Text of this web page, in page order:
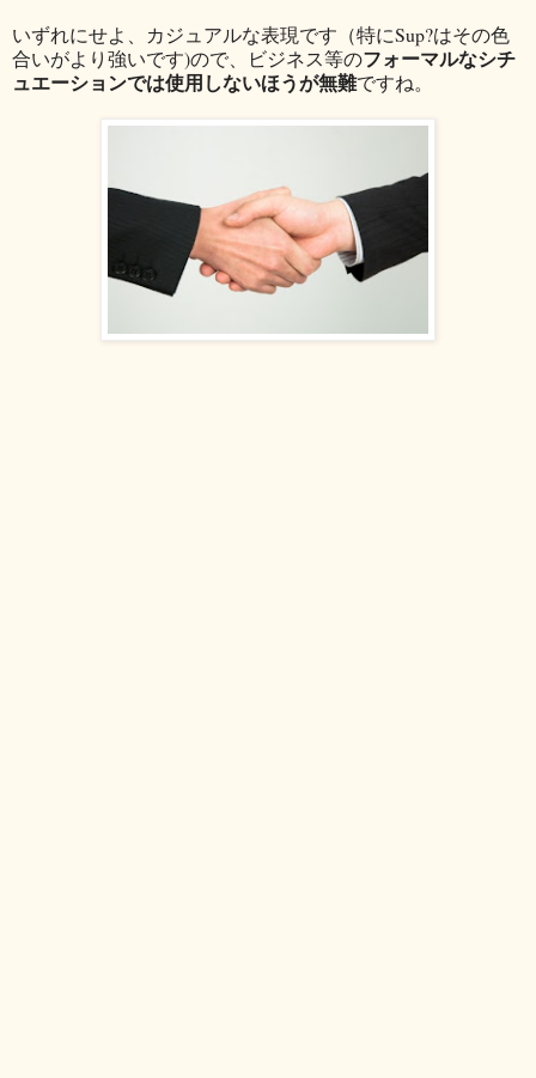
いずれにせよ、カジュアルな表現です（特にSup?はその色
合いがより強いです)ので、ビジネス等のフォーマルなシチ
ュエーションでは使用しないほうが無難ですね。